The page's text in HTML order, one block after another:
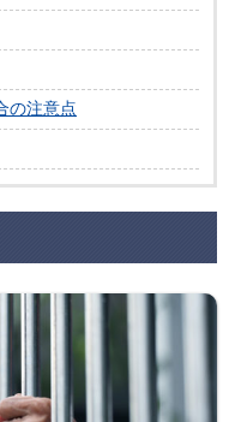
の注意点